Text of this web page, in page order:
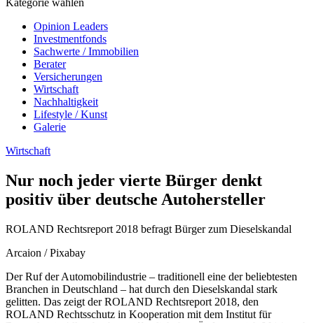
Kategorie wählen
Opinion Leaders
Investmentfonds
Sachwerte / Immobilien
Berater
Versicherungen
Wirtschaft
Nachhaltigkeit
Lifestyle / Kunst
Galerie
Wirtschaft
Nur noch jeder vierte Bürger denkt
positiv über deutsche Autohersteller
ROLAND Rechtsreport 2018 befragt Bürger zum Dieselskandal
Arcaion / Pixabay
Der Ruf der Automobilindustrie – traditionell eine der beliebtesten
Branchen in Deutschland – hat durch den Dieselskandal stark
gelitten. Das zeigt der ROLAND Rechtsreport 2018, den
ROLAND Rechtsschutz in Kooperation mit dem Institut für